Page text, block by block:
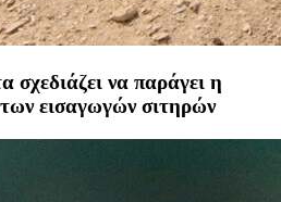
να παράγει η
εισαγωγών σιτηρών